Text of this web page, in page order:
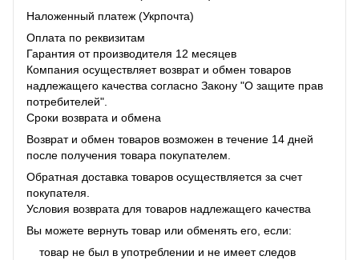
Наложенный платеж (Укрпочта)
Оплата по реквизитам
Гарантия от производителя 12 месяцев
Компания осуществляет возврат и обмен товаров
надлежащего качества согласно Закону "О защите прав
потребителей".
Сроки возврата и обмена
Возврат и обмен товаров возможен в течение 14 дней
после получения товара покупателем.
Обратная доставка товаров осуществляется за счет
покупателя.
Условия возврата для товаров надлежащего качества
Вы можете вернуть товар или обменять его, если:
товар не был в употреблении и не имеет следов